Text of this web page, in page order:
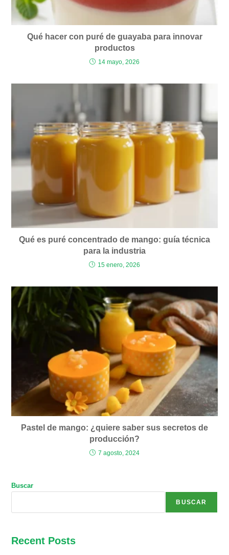
Qué hacer con puré de guayaba para innovar
productos
14 mayo, 2026
Qué es puré concentrado de mango: guía técnica
para la industria
15 enero, 2026
Pastel de mango: ¿quiere saber sus secretos de
producción?
7 agosto, 2024
Buscar
BUSCAR
Recent Posts